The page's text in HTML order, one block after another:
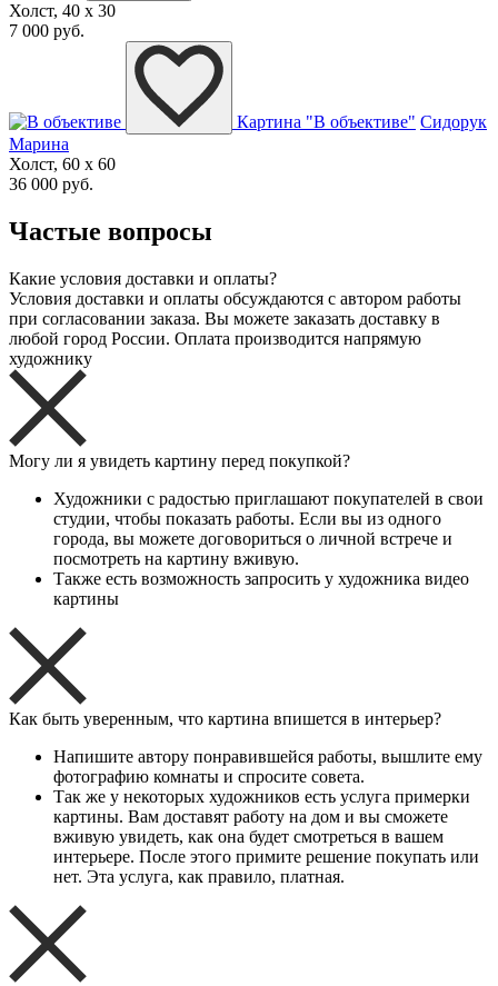
Холст, 40 x 30
7 000 руб.
Картина "В объективе" Сидорук
Марина
Холст, 60 x 60
36 000 руб.
Частые вопросы
Какие условия доставки и оплаты?
Условия доставки и оплаты обсуждаются с автором работы
при согласовании заказа. Вы можете заказать доставку в
любой город России. Оплата производится напрямую
художнику
Могу ли я увидеть картину перед покупкой?
Художники с радостью приглашают покупателей в свои
студии, чтобы показать работы. Если вы из одного
города, вы можете договориться о личной встрече и
посмотреть на картину вживую.
Также есть возможность запросить у художника видео
картины
Как быть уверенным, что картина впишется в интерьер?
Напишите автору понравившейся работы, вышлите ему
фотографию комнаты и спросите совета.
Так же у некоторых художников есть услуга примерки
картины. Вам доставят работу на дом и вы сможете
вживую увидеть, как она будет смотреться в вашем
интерьере. После этого примите решение покупать или
нет. Эта услуга, как правило, платная.